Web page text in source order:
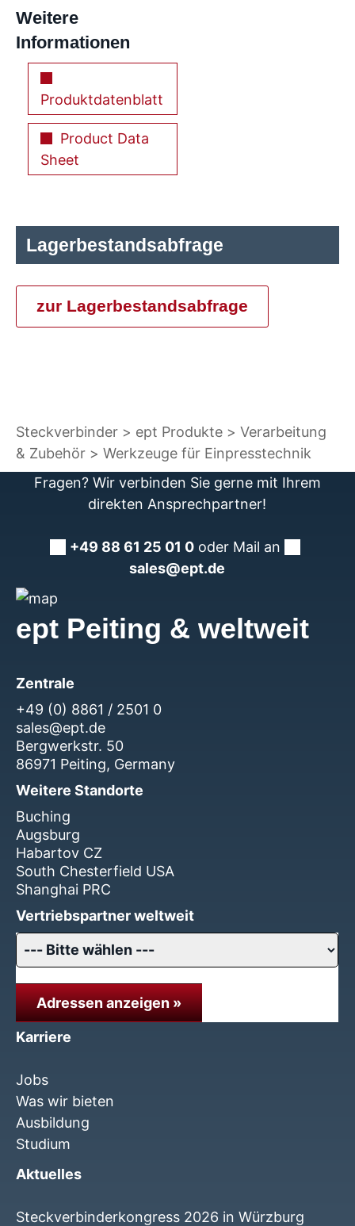
Weitere
Informationen
Produktdatenblatt
Product Data
Sheet
Lagerbestandsabfrage
zur Lagerbestandsabfrage
Steckverbinder ept Produkte
Verarbeitung
& Zubehör
Werkzeuge für Einpresstechnik
Fragen? Wir verbinden Sie gerne mit Ihrem
direkten Ansprechpartner!
+49 88 61 25 01 0 oder Mail an
sales@ept.de
ept Peiting & weltweit
Zentrale
+49 (0) 8861 / 2501 0
sales@ept.de
Bergwerkstr. 50
86971 Peiting, Germany
Weitere Standorte
Buching
Augsburg
Habartov CZ
South Chesterfield USA
Shanghai PRC
Vertriebspartner weltweit
Adressen anzeigen »
Karriere
Jobs
Was wir bieten
Ausbildung
Studium
Aktuelles
Steckverbinderkongress 2026 in Würzburg